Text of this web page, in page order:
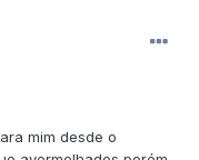
mim desde o